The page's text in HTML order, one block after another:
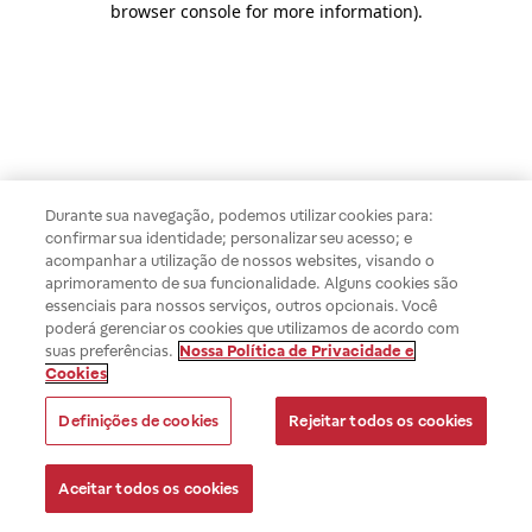
browser console for more information).
Durante sua navegação, podemos utilizar cookies para:
confirmar sua identidade; personalizar seu acesso; e
acompanhar a utilização de nossos websites, visando o
aprimoramento de sua funcionalidade. Alguns cookies são
essenciais para nossos serviços, outros opcionais. Você
poderá gerenciar os cookies que utilizamos de acordo com
suas preferências. Nossa Política de Privacidade e
Cookies
Definições de cookies Rejeitar todos os cookies
Aceitar todos os cookies